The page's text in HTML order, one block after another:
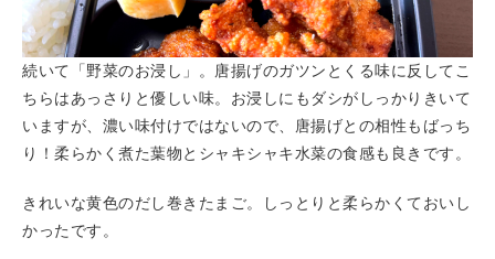
続いて「野菜のお浸し」。唐揚げのガツンとくる味に反してこ
ちらはあっさりと優しい味。お浸しにもダシがしっかりきいて
いますが、濃い味付けではないので、唐揚げとの相性もばっち
り！柔らかく煮た葉物とシャキシャキ水菜の食感も良きです。
きれいな黄色のだし巻きたまご。しっとりと柔らかくておいし
かったです。